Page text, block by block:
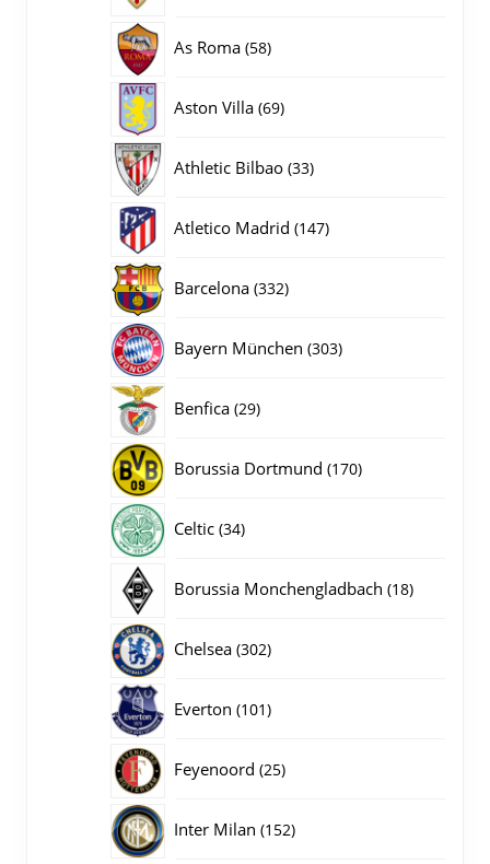
As Roma 5858
Aston Villa 6969
Athletic Bilbao 3333
Atletico Madrid 147147
Barcelona 332332
Bayern München 303303
Benfica 2929
Borussia Dortmund 170170
Celtic 3434
Borussia Monchengladbach 1818
Chelsea 302302
Everton 101101
Feyenoord 2525
Inter Milan 152152